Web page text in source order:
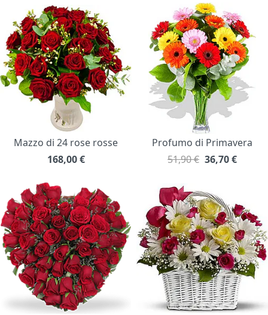
Mazzo di 24 rose rosse
168,00 €
Profumo di Primavera
51,90 € 36,70€